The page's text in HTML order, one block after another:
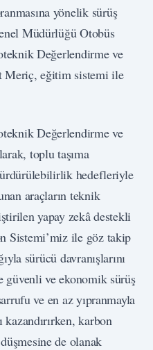
yönelik sürüş
Müdürlüğü Otobüs
Değerlendirme ve
Meriç, eğitim sistemi ile
Değerlendirme ve
toplu taşıma
hedefleriyle
araçların teknik
yapay zekâ destekli
Sistemi’miz ile göz takip
sürücü davranışlarını
ve ekonomik sürüş
ve en az yıpranmayla
kazandırırken, karbon
de olanak